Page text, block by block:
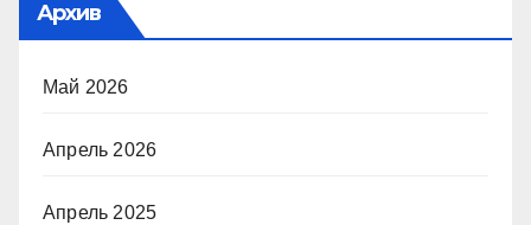
Архив
Май 2026
Апрель 2026
Апрель 2025